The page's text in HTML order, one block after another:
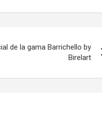
de la gama Barrichello by
Birelart